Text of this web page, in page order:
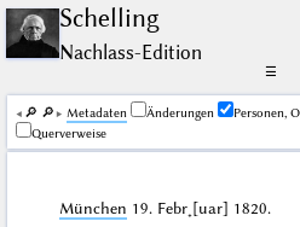
Schelling
Nachlass-Edition
☰
🔎︎ 🔎︎ Me­ta­da­ten Änderungen Personen,
Querverweise
München 19. Febr˖[uar] 1820.